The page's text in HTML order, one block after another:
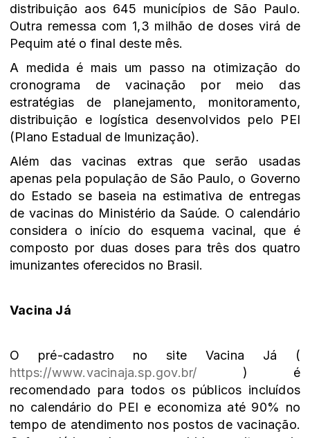
distribuição aos 645 municípios de São Paulo.
Outra remessa com 1,3 milhão de doses virá de
Pequim até o final deste mês.
A medida é mais um passo na otimização do
cronograma de vacinação por meio das
estratégias de planejamento, monitoramento,
distribuição e logística desenvolvidos pelo PEI
(Plano Estadual de Imunização).
Além das vacinas extras que serão usadas
apenas pela população de São Paulo, o Governo
do Estado se baseia na estimativa de entregas
de vacinas do Ministério da Saúde. O calendário
considera o início do esquema vacinal, que é
composto por duas doses para três dos quatro
imunizantes oferecidos no Brasil.
Vacina Já
O pré-cadastro no site Vacina Já (
https://www.vacinaja.sp.gov.br/ ) é
recomendado para todos os públicos incluídos
no calendário do PEI e economiza até 90% no
tempo de atendimento nos postos de vacinação.